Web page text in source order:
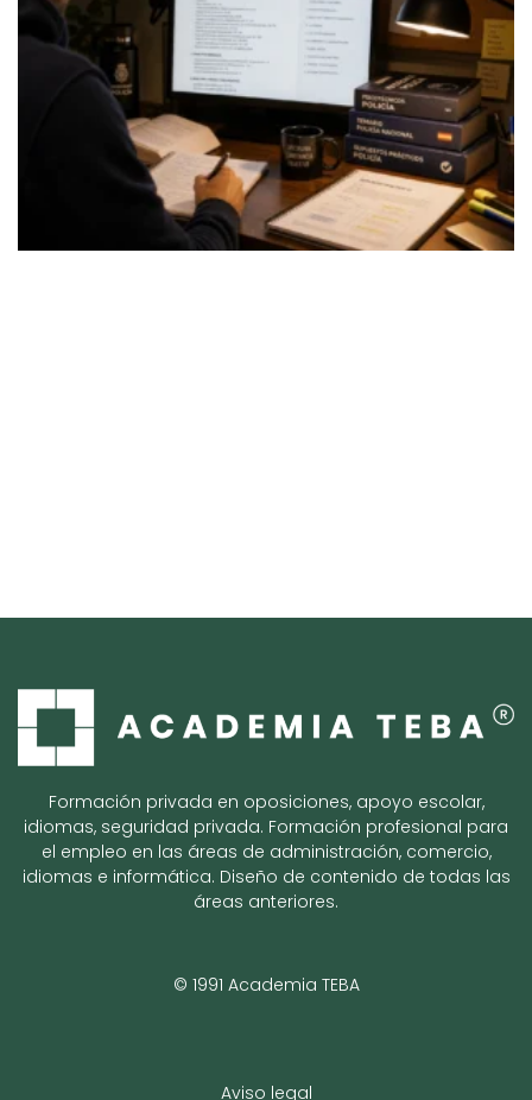
Formación privada en oposiciones, apoyo escolar,
idiomas, seguridad privada. Formación profesional para
el empleo en las áreas de administración, comercio,
idiomas e informática. Diseño de contenido de todas las
áreas anteriores.
© 1991 Academia TEBA
Aviso legal